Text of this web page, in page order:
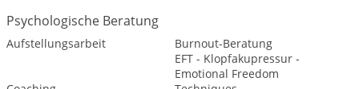
Psychologische Beratung
Aufstellungsarbeit Burnout-Beratung
EFT - Klopfakupressur -
Emotional Freedom